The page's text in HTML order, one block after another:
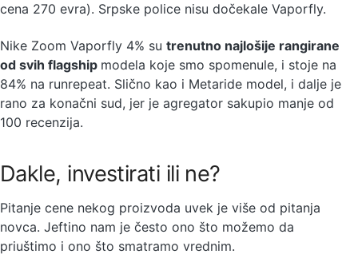
cena 270 evra). Srpske police nisu dočekale Vaporfly.
Nike Zoom Vaporfly 4% su trenutno najlošije rangirane
od svih flagship modela koje smo spomenule, i stoje na
84% na runrepeat. Slično kao i Metaride model, i dalje je
rano za konačni sud, jer je agregator sakupio manje od
100 recenzija.
Dakle, investirati ili ne?
Pitanje cene nekog proizvoda uvek je više od pitanja
novca. Jeftino nam je često ono što možemo da
priuštimo i ono što smatramo vrednim.